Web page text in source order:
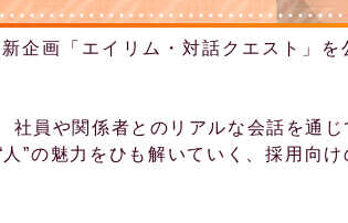
企画「エイリム・対話クエスト」を
社員や関係者とのリアルな会話を通じ
”の魅力をひも解いていく、採用向